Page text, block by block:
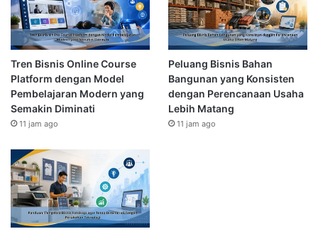
Tren Bisnis Online Course
Platform dengan Model
Pembelajaran Modern yang
Semakin Diminati
11 jam ago
Peluang Bisnis Bahan
Bangunan yang Konsisten
dengan Perencanaan Usaha
Lebih Matang
11 jam ago